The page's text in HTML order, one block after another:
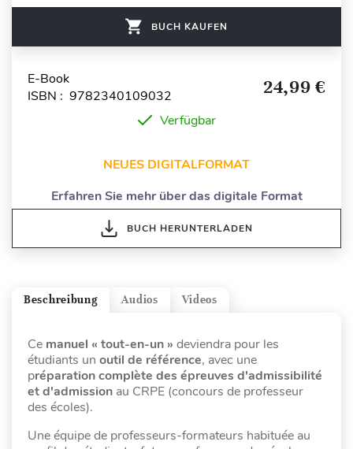
BUCH KAUFEN
E-Book
ISBN : 9782340109032
24,99 €
Verfügbar
NEUES DIGITALFORMAT
Erfahren Sie mehr über das digitale Format
BUCH HERUNTERLADEN
Videos
Audios
Beschreibung
Ce manuel « tout-en-un » deviendra pour les
étudiants un outil de référence, avec une
préparation complète des épreuves d'admissibilité
et d'admission au CRPE (concours de professeur
des écoles).
Une équipe de professeurs-formateurs habituée au